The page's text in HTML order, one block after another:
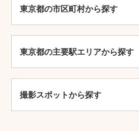
東京都の市区町村から探す
東京都の主要駅エリアから探す
撮影スポットから探す